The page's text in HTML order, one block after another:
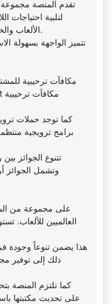
تقدم المنصة
لتلبية احتياجات
الألعاب والخدمات المصممة لتلبية احتياجات اللاعبين.
تتميز الواجهة بسهولة
كما توجد حملات
تتنوع الجوائز
وتشمل الجوائز
العالميين للألعاب.
هذا يضمن تنوعاً وجودة
ذلك إلى توفير
كما تلتزم المنصة